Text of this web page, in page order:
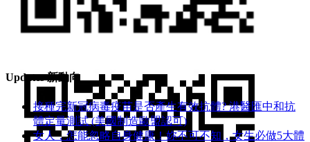
Updates 新動向
接種完新冠病毒疫苗是否產生有效抗體? 港醫匯中和抗
體定量測試 (美國制造歐盟認可)
女人，怎能忽略自身健康！妳不可不知，女生必做5大體